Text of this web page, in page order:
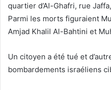
quartier d’Al-Ghafri, rue
Parmi les morts figuraient
Amjad Khalil Al-Bahtini et
Un citoyen a été tué et
bombardements israéliens